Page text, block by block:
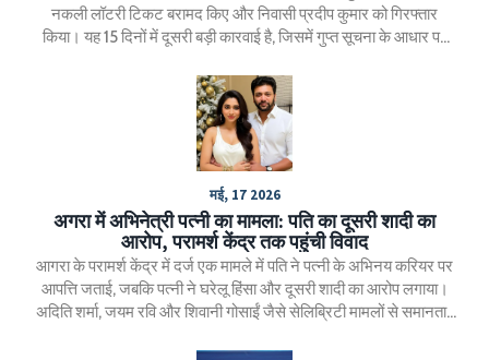
नकली लॉटरी टिकट बरामद किए और निवासी प्रदीप कुमार को गिरफ्तार
किया। यह 15 दिनों में दूसरी बड़ी कारवाई है, जिसमें गुप्त सूचना के आधार पर
जाँच जारी है। पुलिस ने स्थानीय लोगों को सतर्क करने की अपील भी की है।
मई, 17 2026
अगरा में अभिनेत्री पत्नी का मामला: पति का दूसरी शादी का
आरोप, परामर्श केंद्र तक पहुंची विवाद
आगरा के परामर्श केंद्र में दर्ज एक मामले में पति ने पत्नी के अभिनय करियर पर
आपत्ति जताई, जबकि पत्नी ने घरेलू हिंसा और दूसरी शादी का आरोप लगाया।
अदिति शर्मा, जयम रवि और शिवानी गोसाईं जैसे सेलिब्रिटी मामलों से समानताएं